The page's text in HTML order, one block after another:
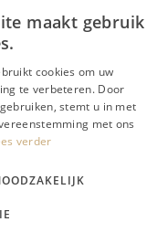
maakt gebruik
cookies om uw
te verbeteren. Door
stemt u in met
met ons
verder